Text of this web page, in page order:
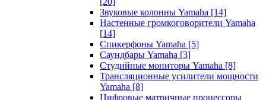
Звуковые колонны Yamaha [14]
Настенные громкоговорители Yamaha
[14]
Спикерфоны Yamaha [5]
Саундбары Yamaha [3]
Студийные мониторы Yamaha [8]
Трансляционные усилители мощности
Yamaha [8]
Цифровые матричные процессоры